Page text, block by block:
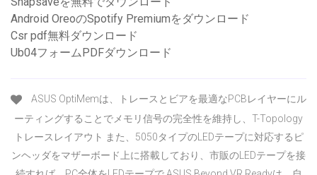
Android OreoのSpotify Premiumをダウンロード
Csr pdf無料ダウンロード
Ub04フォームPDFダウンロード
ASUS OptiMemは、トレースとビアを最適なPCBレイヤーにル
ーティングすることでメモリ信号の完全性を維持し、T-Topology
トレースレイアウト また、5050タイプのLEDテープに対応するピ
ンヘッダをマザーボード上に搭載しており、市販のLEDテープを接